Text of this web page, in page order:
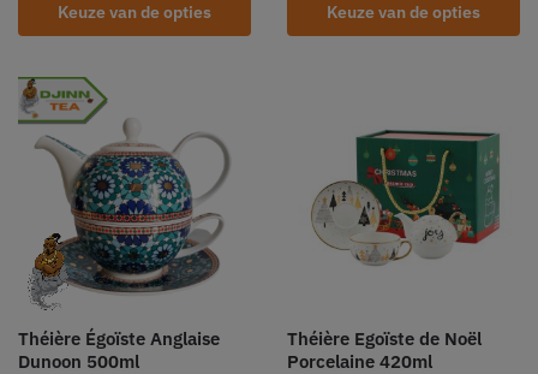
Keuze van de opties Keuze van de opties
Théière Égoïste Anglaise
Dunoon 500ml
Théière Egoïste de Noël
Porcelaine 420ml